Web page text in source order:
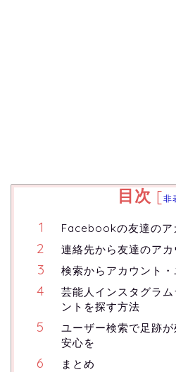
目次 [非
Facebookの友達のア
連絡先から友達のア
検索からアカウント
芸能人インスタグラ
ントを探す方法
ユーザー検索で足跡
安心を
まとめ